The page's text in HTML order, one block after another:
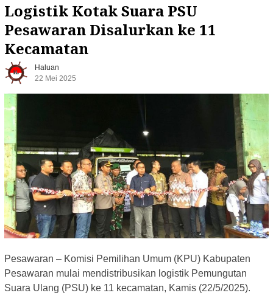
Logistik Kotak Suara PSU
Pesawaran Disalurkan ke 11
Kecamatan
Haluan
22 Mei 2025
Pesawaran – Komisi Pemilihan Umum (KPU) Kabupaten
Pesawaran mulai mendistribusikan logistik Pemungutan
Suara Ulang (PSU) ke 11 kecamatan, Kamis (22/5/2025).